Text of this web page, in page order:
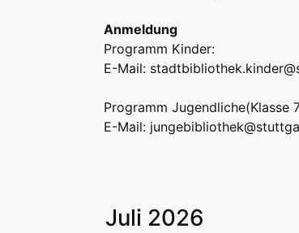
Anmeldung
Programm Kinder:
E-Mail:
Programm Jugendliche(Klasse
E-Mail:
Juli 2026